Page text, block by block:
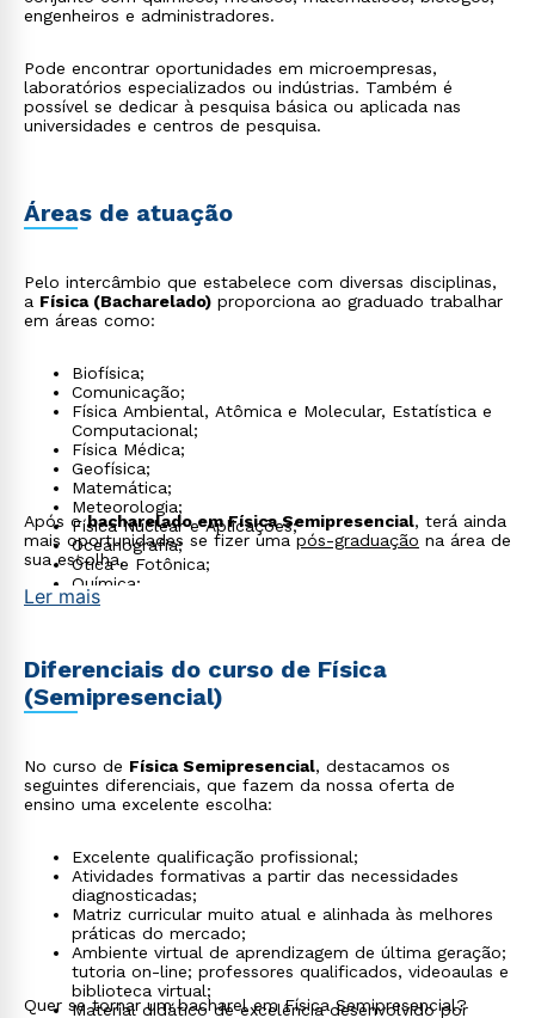
engenheiros e administradores.
Pode encontrar oportunidades em microempresas,
laboratórios especializados ou indústrias. Também é
possível se dedicar à pesquisa básica ou aplicada nas
universidades e centros de pesquisa.
Áreas de atuação
Pelo intercâmbio que estabelece com diversas disciplinas,
a Física (Bacharelado) proporciona ao graduado trabalhar
em áreas como:
Biofísica;
Comunicação;
Física Ambiental, Atômica e Molecular, Estatística e
Computacional;
Física Médica;
Geofísica;
Matemática;
Meteorologia;
Física Nuclear e Aplicações;
Oceanografia;
Ótica e Fotônica;
Química;
Da Matéria Condensada e de Materiais;
Após obacharelado em Física Semipresencial, terá ainda
mais oportunidades se fizer umapós-graduação na área de
sua escolha.
Ler mais
Diferenciais do curso de Física
(Semipresencial)
No curso de Física Semipresencial, destacamos os
seguintes diferenciais, que fazem da nossa oferta de
ensino uma excelente escolha:
Excelente qualificação profissional;
Atividades formativas a partir das necessidades
diagnosticadas;
Matriz curricular muito atual e alinhada às melhores
práticas do mercado;
Ambiente virtual de aprendizagem de última geração;
tutoria on-line; professores qualificados, videoaulas e
biblioteca virtual;
Material didático de excelência desenvolvido por
Quer se tornar um bacharel em Física Semipresencial?